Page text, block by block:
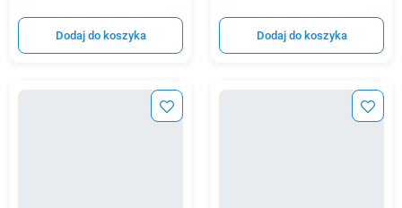
Dodaj do koszyka Dodaj do koszyka